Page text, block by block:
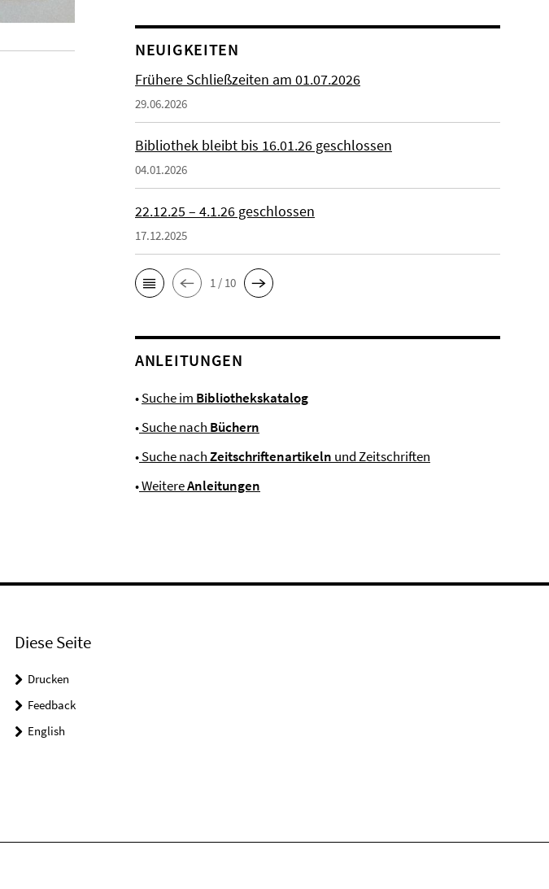
NEUIGKEITEN
Frühere Schließzeiten am 01.07.2026
29.06.2026
Bibliothek bleibt bis 16.01.26 geschlossen
04.01.2026
22.12.25 – 4.1.26 geschlossen
17.12.2025
1 / 10
ANLEITUNGEN
•Suche im Bibliothekskatalog
•Suche nach Büchern
•Suche nachZeitschriftenartikeln und Zeitschriften
•WeitereAnleitungen
Diese Seite
Drucken
Feedback
English